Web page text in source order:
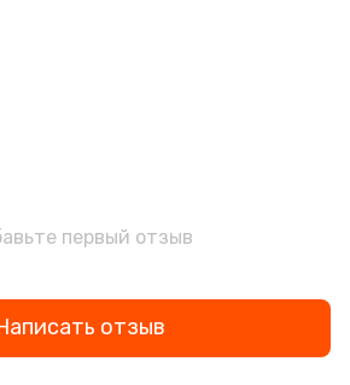
первый отзыв
отзыв